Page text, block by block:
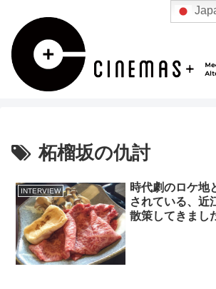
柘榴坂の仇討
INTERVIEW
時代劇のロケ地
されている、近
散策してきまし